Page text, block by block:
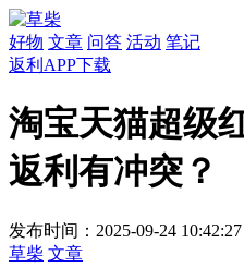
好物 文章 问答 活动 笔记
返利APP下载
淘宝天猫超级
返利有冲突？
发布时间：2025-09-24 10:42:27
草柴 文章